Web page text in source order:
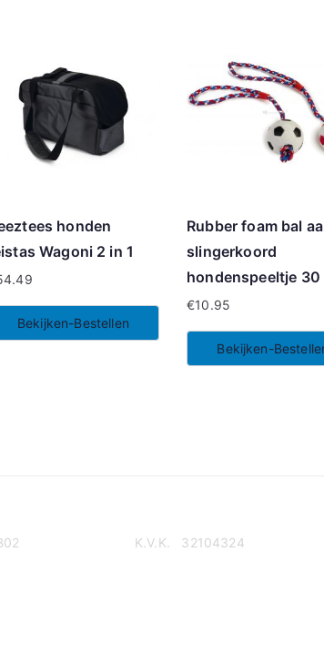
honden
Wagoni 2 in 1
Bekijken-Bestellen
Rubber foam bal
slingerkoord
hondenspeeltje 30
€10.95
Bekijken-
K.V.K. 32104324